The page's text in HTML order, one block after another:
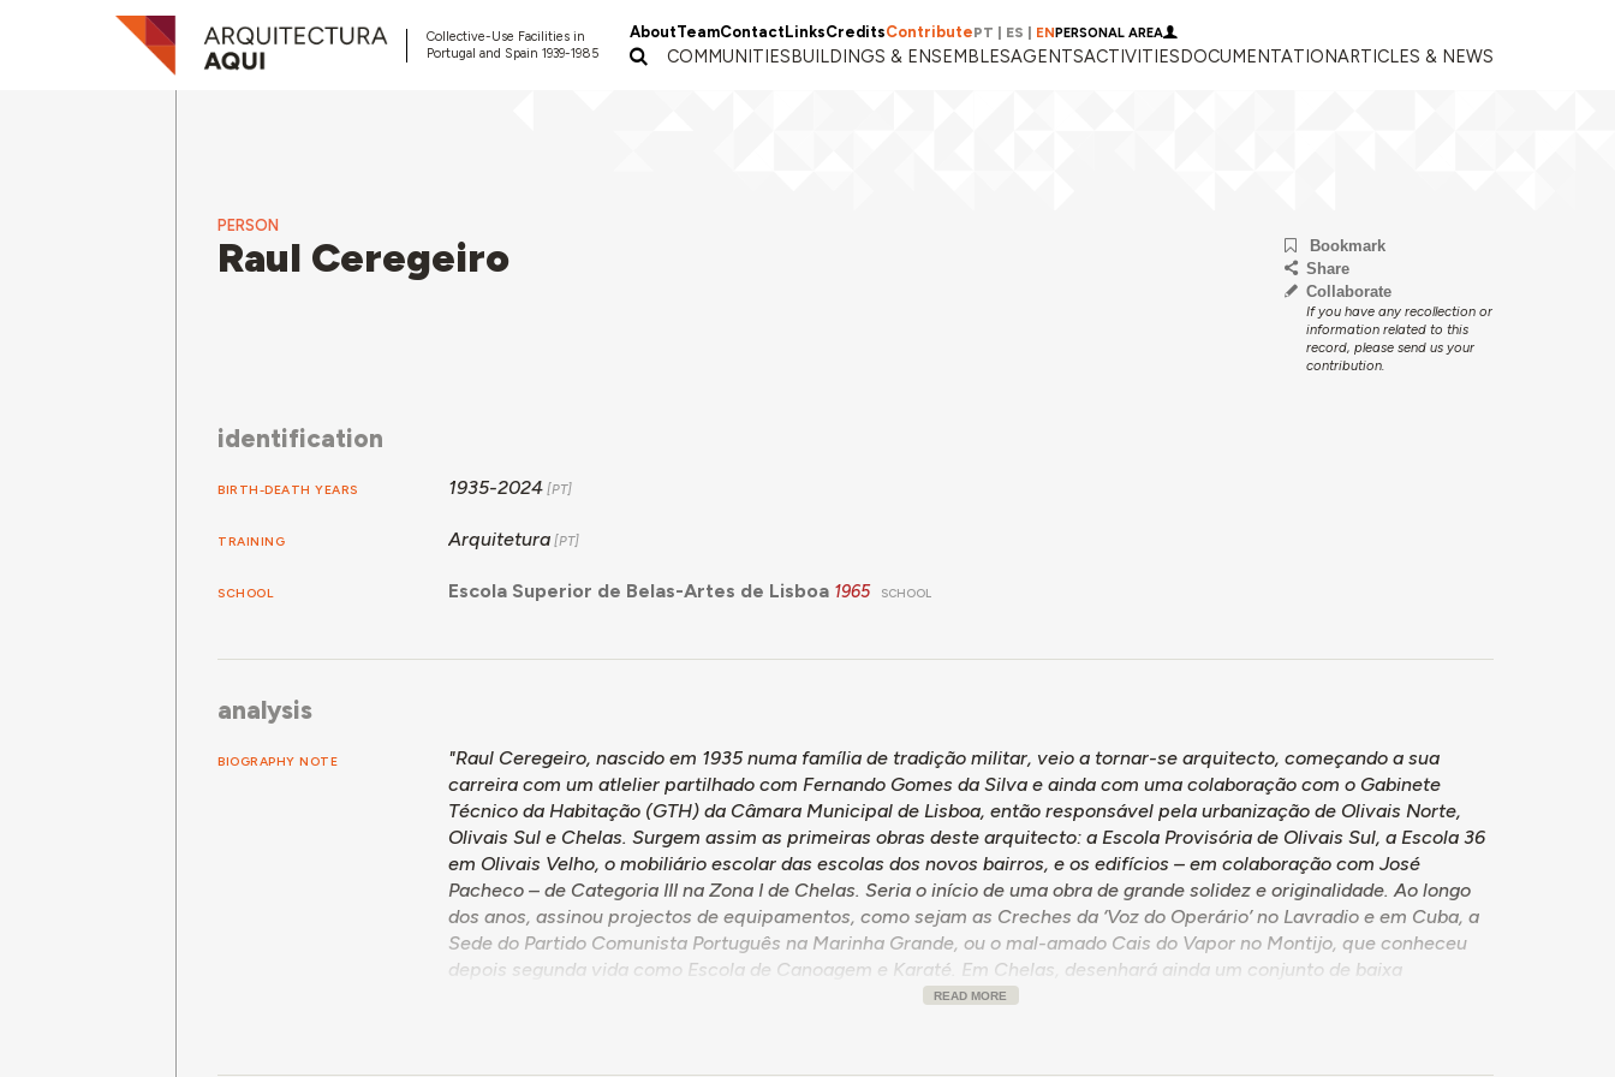
Collective-Use Facilities in
Portugal and Spain 1939-1985
AboutTeamContactLinksCreditsContributePT ES ENPERSONAL AREA
COMMUNITIESBUILDINGS & ENSEMBLESAGENTSACTIVITIESDOCUMENTATIONARTICLES & NEWS
PERSON
Raul Ceregeiro
Bookmark
Share
Collaborate
If you have any recollection or
information related to this
record, please send us your
contribution.
identification
BIRTH-DEATH YEARS 1935-2024
TRAINING Arquitetura
SCHOOL Escola Superior de Belas-Artes de Lisboa 1965 SCHOOL
analysis
BIOGRAPHY NOTE
"Raul Ceregeiro, nascido em 1935 numa família de tradição militar, veio a tornar-se arquitecto, começando a sua
carreira com um atlelier partilhado com Fernando Gomes da Silva e ainda com uma colaboração com o Gabinete
Técnico da Habitação (GTH) da Câmara Municipal de Lisboa, então responsável pela urbanização de Olivais Norte,
Olivais Sul e Chelas. Surgem assim as primeiras obras deste arquitecto: a Escola Provisória de Olivais Sul, a Escola 36
em Olivais Velho, o mobiliário escolar das escolas dos novos bairros, e os edifícios – em colaboração com José
Pacheco – de Categoria III na Zona I de Chelas. Seria o início de uma obra de grande solidez e originalidade. Ao longo
dos anos, assinou projectos de equipamentos, como sejam as Creches da ‘Voz do Operário’ no Lavradio e em Cuba, a
Sede do Partido Comunista Português na Marinha Grande, ou o mal-amado Cais do Vapor no Montijo, que conheceu
depois segunda vida como Escola de Canoagem e Karaté. Em Chelas, desenhará ainda um conjunto de baixa
densidade na Zona I, e o complexo conhecido como Matriz H, na Zona N1, que marca o final da sua colaboração com o
READ MORE